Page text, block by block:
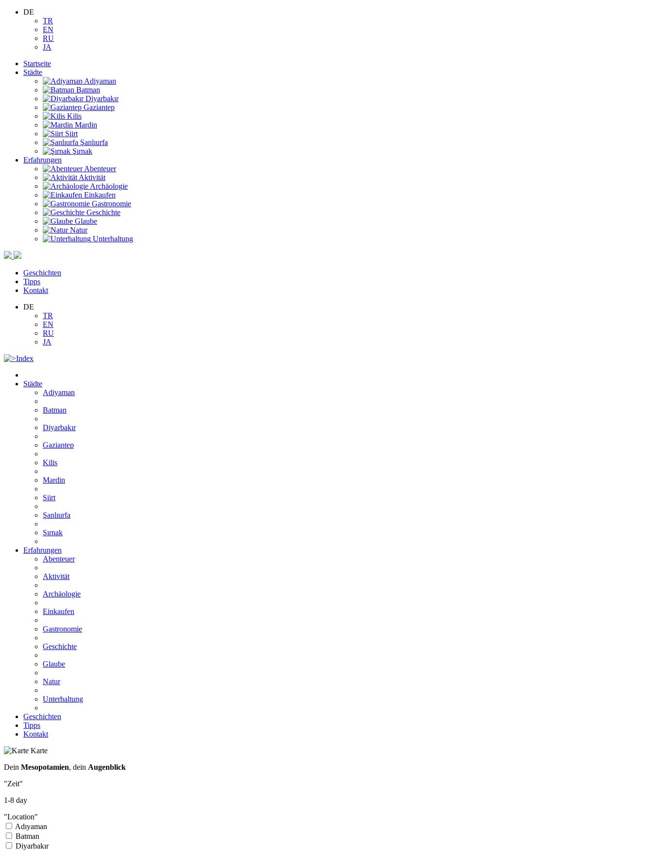
DE
TR
EN
RU
JA
Startseite
Städte
Adiyaman
Batman
Diyarbakır
Gaziantep
Kilis
Mardin
Siirt
Şanlıurfa
Şırnak
Erfahrungen
Abenteuer
Aktivität
Archäologie
Einkaufen
Gastronomie
Geschichte
Glaube
Natur
Unterhaltung
Geschichten
Tipps
Kontakt
DE
TR
EN
RU
JA
Städte
Adiyaman
Batman
Diyarbakır
Gaziantep
Kilis
Mardin
Siirt
Şanlıurfa
Şırnak
Erfahrungen
Abenteuer
Aktivität
Archäologie
Einkaufen
Gastronomie
Geschichte
Glaube
Natur
Unterhaltung
Geschichten
Tipps
Kontakt
Karte
Dein Mesopotamien, dein Augenblick
"Zeit"
1-8 day
"Location"
Adıyaman
Batman
Diyarbakır